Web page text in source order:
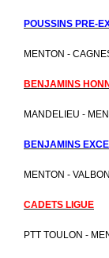
POUSSINS PRE-
MENTON -
BENJAMINS
MANDELIEU -
BENJAMINS
MENTON -
CADETS LIGUE
PTT TOULON -